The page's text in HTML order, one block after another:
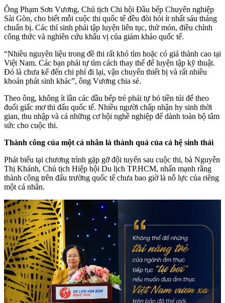
Ông Phạm Sơn Vương, Chủ tịch Chi hội Đầu bếp Chuyên nghiệp
Sài Gòn, cho biết mỗi cuộc thi quốc tế đều đòi hỏi ít nhất sáu tháng
chuẩn bị. Các thí sinh phải tập luyện liên tục, thử món, điều chỉnh
công thức và nghiên cứu khẩu vị của giám khảo quốc tế.
“Nhiều nguyên liệu trong đề thi rất khó tìm hoặc có giá thành cao tại
Việt Nam. Các bạn phải tự tìm cách thay thế để luyện tập kỹ thuật.
Đó là chưa kể đến chi phí đi lại, vận chuyển thiết bị và rất nhiều
khoản phát sinh khác”, ông Vương chia sẻ.
Theo ông, không ít lần các đầu bếp trẻ phải tự bỏ tiền túi để theo
đuổi giấc mơ thi đấu quốc tế. Nhiều người chấp nhận hy sinh thời
gian, thu nhập và cả những cơ hội nghề nghiệp để dành toàn bộ tâm
sức cho cuộc thi.
Thành công của một cá nhân là thành quả của cả hệ sinh thái
Phát biểu tại chương trình gặp gỡ đội tuyển sau cuộc thi, bà Nguyễn
Thị Khánh, Chủ tịch Hiệp hội Du lịch TP.HCM, nhấn mạnh rằng
thành công trên đấu trường quốc tế chưa bao giờ là nỗ lực của riêng
một cá nhân.